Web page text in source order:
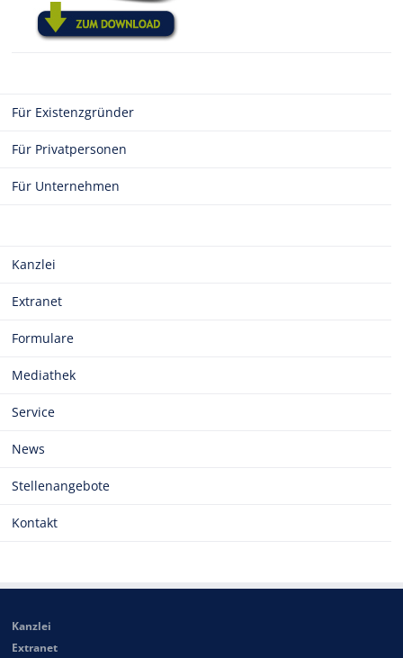
Für Existenzgründer
Für Privatpersonen
Für Unternehmen
Kanzlei
Extranet
Formulare
Mediathek
Service
News
Stellenangebote
Kontakt
Kanzlei
Extranet